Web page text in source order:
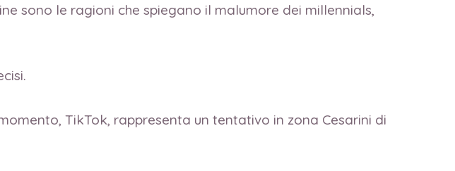
sono le ragioni che spiegano il malumore dei millennials,
TikTok, rappresenta un tentativo in zona Cesarini di